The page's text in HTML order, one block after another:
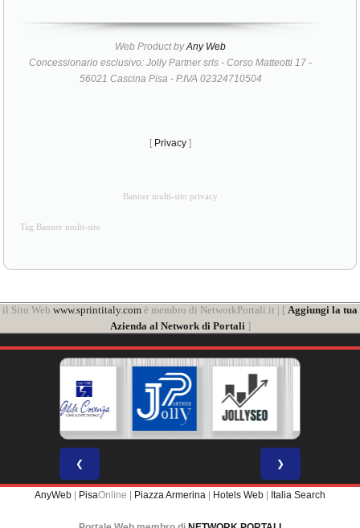
Web Product byAny Web
Concessionario esclusivo: Jolly Partner srls - Corso Matteotti 17 -
56021 Cascina Pisa - P.IVA 02324710504
[ Privacy ]
Banner multi-sito privacy
Tag Banner multi-sito
il Sito Web www.sprintitaly.com è membro di NetworkPortali.it | [ Aggiungi la tua
Azienda al Network di Portali]
❮ ❯
AnyWeb PisaOnline | Piazza Armerina Hotels Web Italia Search